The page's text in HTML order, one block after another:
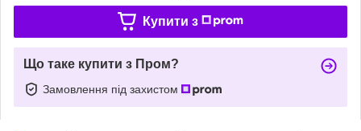
Купити з
Що таке купити з Пром?
Замовлення під захистом